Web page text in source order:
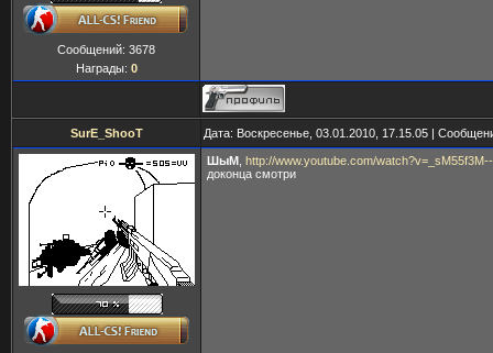
Сообщений: 3678
Награды: 0
SurE_ShooT Дата: Воскресенье, 03.01.2010, 17.15.05 |
ШыМ http://www.youtube.com/
доконца смотри